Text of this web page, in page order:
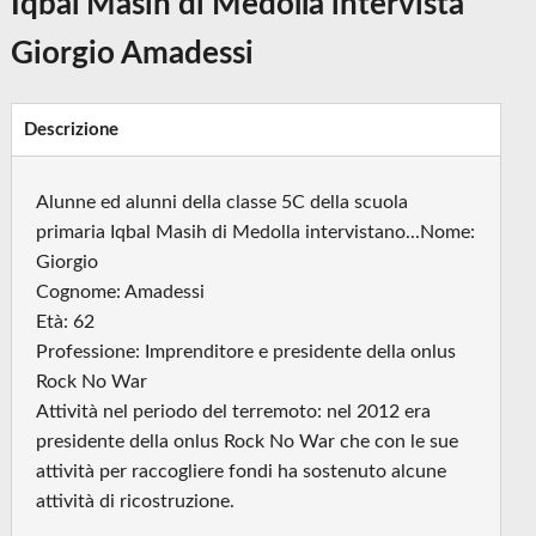
Giorgio Amadessi
Descrizione
Alunne ed alunni della classe 5C della scuola
primaria Iqbal Masih di Medolla intervistano...Nome:
Giorgio
Cognome: Amadessi
Età: 62
Professione: Imprenditore e presidente della onlus
Rock No War
Attività nel periodo del terremoto: nel 2012 era
presidente della onlus Rock No War che con le sue
attività per raccogliere fondi ha sostenuto alcune
attività di ricostruzione.